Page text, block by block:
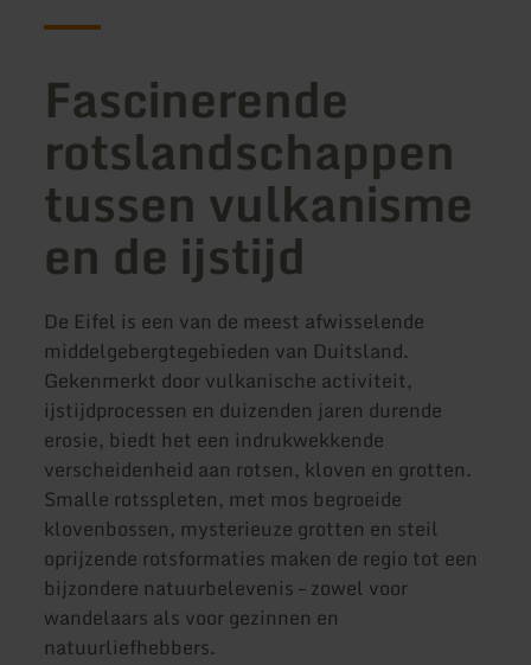
Fascinerende
rotslandschappen
tussen vulkanisme
en de ijstijd
De Eifel is een van de meest afwisselende
middelgebergtegebieden van Duitsland.
Gekenmerkt door vulkanische activiteit,
ijstijdprocessen en duizenden jaren durende
erosie, biedt het een indrukwekkende
verscheidenheid aan rotsen, kloven en grotten.
Smalle rotsspleten, met mos begroeide
klovenbossen, mysterieuze grotten en steil
oprijzende rotsformaties maken de regio tot een
bijzondere natuurbelevenis – zowel voor
wandelaars als voor gezinnen en
natuurliefhebbers.